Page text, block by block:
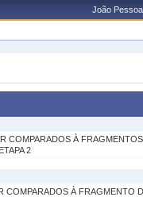
João
COMPARADOS À
2
COMPARADOS À FRAGMENTO